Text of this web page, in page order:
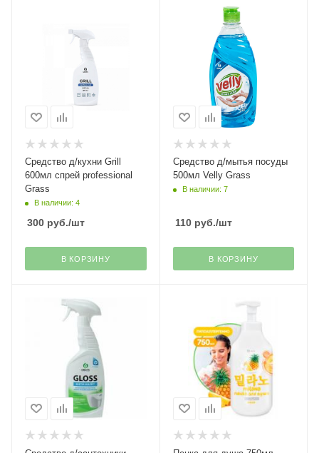
Средство д/кухни Grill
600мл спрей professional
Grass
В наличии: 4
300 руб./шт
В КОРЗИНУ
Средство д/мытья посуды
500мл Velly Grass
В наличии: 7
110руб./шт
В КОРЗИНУ